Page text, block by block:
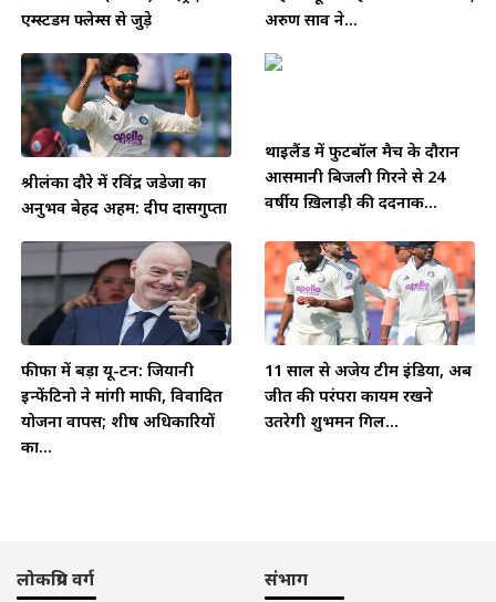
एम्स्टर्डम फ्लेम्स से जुड़े
अरुण साव ने...
श्रीलंका दौरे में रविंद्र जडेजा का
अनुभव बेहद अहम: दीप दासगुप्ता
थाईलैंड में फुटबॉल मैच के दौरान
आसमानी बिजली गिरने से 24
वर्षीय ख़िलाड़ी की दर्दनाक...
फीफा में बड़ा यू-टर्न: जियानी
इन्फेंटिनो ने मांगी माफी, विवादित
योजना वापस; शीर्ष अधिकारियों
का...
11 साल से अजेय टीम इंडिया, अब
जीत की परंपरा कायम रखने
उतरेगी शुभमन गिल...
लोकप्रिय वर्ग संभाग